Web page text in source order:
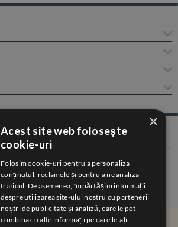
×
Acest site web folosește
cookie-uri
Folosim cookie-uri pentru a personaliza
conținutul, reclamele și pentru a ne analiza
traficul. De asemenea, împărtășim informații
despre utilizarea site-ului nostru cu partenerii
noștri de publicitate și analiză, care le pot
combina cu alte informații pe care le-ați